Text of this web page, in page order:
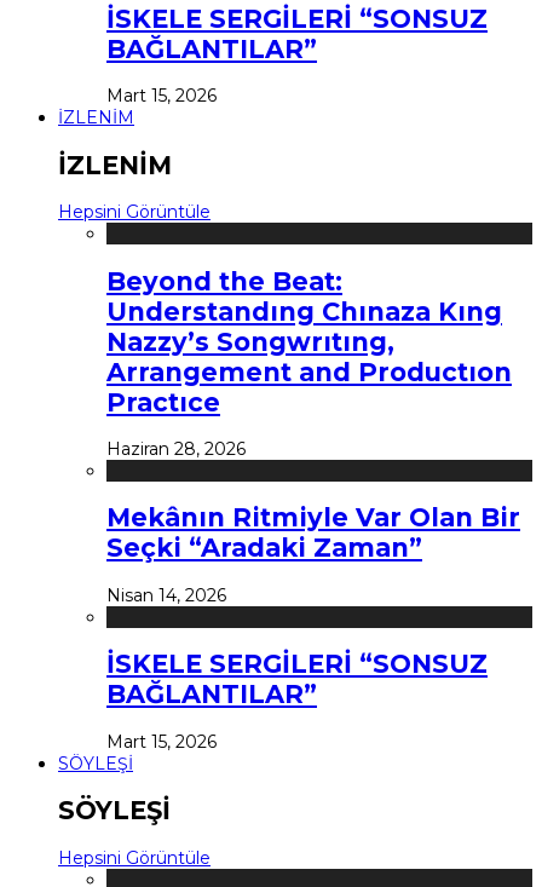
İSKELE SERGİLERİ “SONSUZ
BAĞLANTILAR”
Mart 15, 2026
İZLENİM
İZLENİM
Hepsini Görüntüle
Beyond the Beat:
Understandıng Chınaza Kıng
Nazzy’s Songwrıtıng,
Arrangement and Productıon
Practıce
Haziran 28, 2026
Mekânın Ritmiyle Var Olan Bir
Seçki “Aradaki Zaman”
Nisan 14, 2026
İSKELE SERGİLERİ “SONSUZ
BAĞLANTILAR”
Mart 15, 2026
SÖYLEŞİ
SÖYLEŞİ
Hepsini Görüntüle